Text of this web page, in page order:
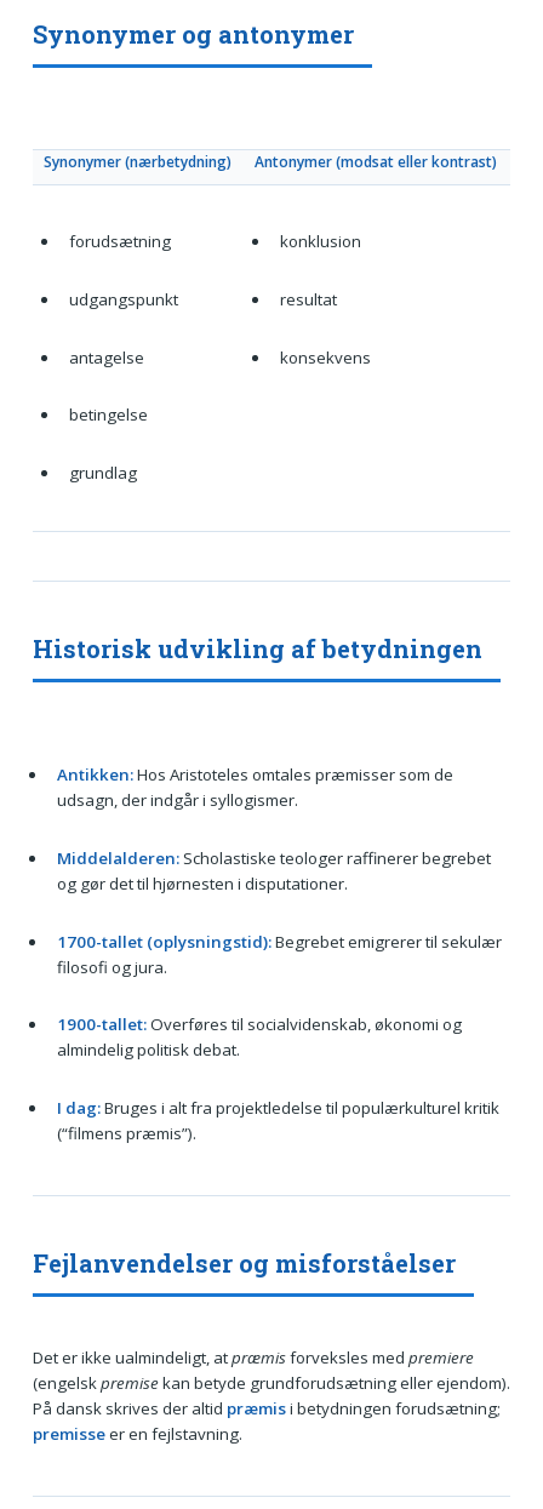
Synonymer og antonymer
Synonymer (nærbetydning) Antonymer (modsat eller kontrast)
forudsætning
udgangspunkt
antagelse
betingelse
grundlag
konklusion
resultat
konsekvens
Historisk udvikling af betydningen
Antikken:Hos Aristoteles omtales præmisser som de
udsagn, der indgår i syllogismer.
Middelalderen:Scholastiske teologer raffinerer begrebet
og gør det til hjørnesten i disputationer.
1700-tallet (oplysningstid):Begrebet emigrerer til sekulær
filosofi og jura.
1900-tallet:Overføres til socialvidenskab, økonomi og
almindelig politisk debat.
I dag:Bruges i alt fra projektledelse til populærkulturel kritik
(“filmens præmis”).
Fejlanvendelser og misforståelser
Det er ikke ualmindeligt, atpræmisforveksles med premiere
(engelskpremisekan betyde grundforudsætning eller ejendom).
På dansk skrives der altid præmisi betydningen forudsætning;
premisseer en fejlstavning.